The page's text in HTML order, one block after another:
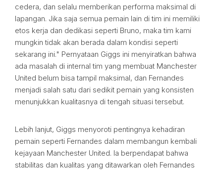
cedera, dan selalu memberikan performa maksimal di
lapangan. Jika saja semua pemain lain di tim ini memiliki
etos kerja dan dedikasi seperti Bruno, maka tim kami
mungkin tidak akan berada dalam kondisi seperti
sekarang ini." Pernyataan Giggs ini menyiratkan bahwa
ada masalah di internal tim yang membuat Manchester
United belum bisa tampil maksimal, dan Fernandes
menjadi salah satu dari sedikit pemain yang konsisten
menunjukkan kualitasnya di tengah situasi tersebut.
Lebih lanjut, Giggs menyoroti pentingnya kehadiran
pemain seperti Fernandes dalam membangun kembali
kejayaan Manchester United. Ia berpendapat bahwa
stabilitas dan kualitas yang ditawarkan oleh Fernandes